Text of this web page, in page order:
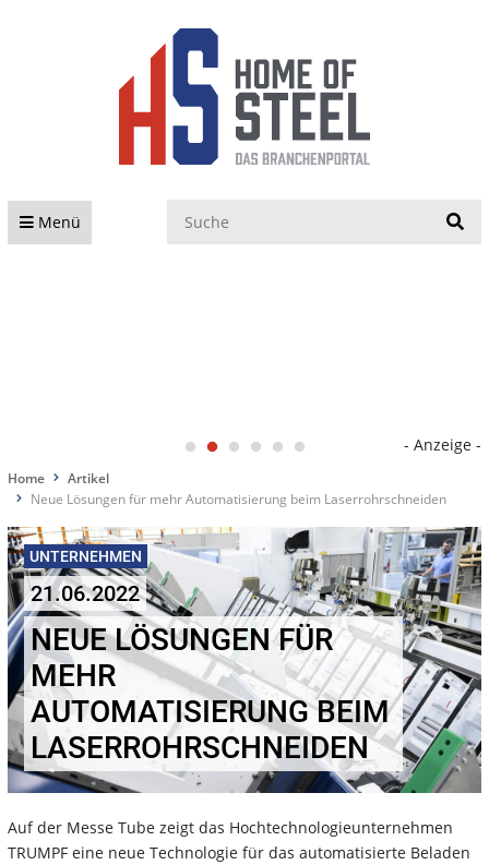
Menü
- Anzeige -
Home
Artikel
Neue Lösungen für mehr Automatisierung beim Laserrohrschneiden
UNTERNEHMEN
21.06.2022
NEUE LÖSUNGEN FÜR
MEHR
AUTOMATISIERUNG BEIM
LASERROHRSCHNEIDEN
Auf der Messe Tube zeigt das Hochtechnologieunternehmen
TRUMPF eine neue Technologie für das automatisierte Beladen